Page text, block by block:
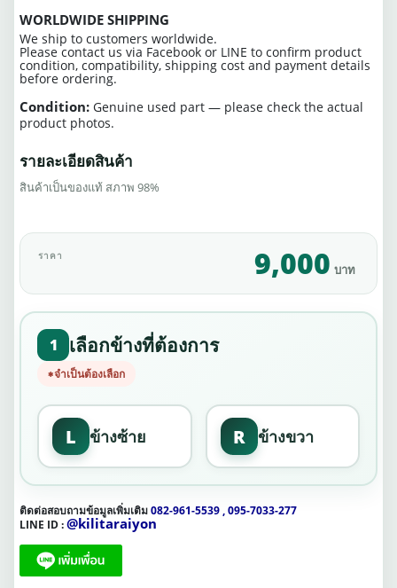
WORLDWIDE SHIPPING
We ship to customers worldwide.
Please contact us via Facebook or LINE to confirm product
condition, compatibility, shipping cost and payment details
before ordering.
Condition: Genuine used part — please check the actual
product photos.
รายละเอียดสินค้า
สินค้าเป็นของแท้ สภาพ 98%
ราคา 9,000 บาท
1 เลือกข้างที่ต้องการ
จำเป็นต้องเลือก
L ข้างซ้าย R ข้างขวา
ติดต่อสอบถามข้อมูลเพิ่มเติม082-961-5539 , 095-7033-277
LINE ID :@kilitaraiyon